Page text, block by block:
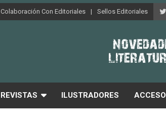
Colaboración Con Editoriales Sellos Editoriales
REVISTAS ILUSTRADORES ACCESO